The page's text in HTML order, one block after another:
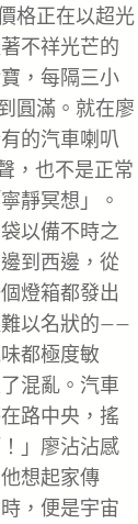
格正在以超光
不祥光芒的
，每隔三小
圓滿。就在廖
的汽車喇叭
，也不是正常
靜冥想」。
以備不時之
到西邊，從
燈箱都發出
難以名狀的——
都極度敏
混亂。汽車
路中央，搖
」廖沾沾感
想起家傳
，便是宇宙